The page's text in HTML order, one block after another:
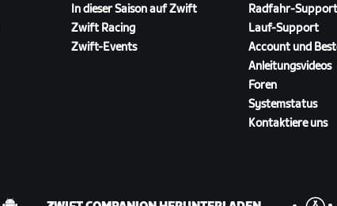
In dieser Saison auf Zwift
Zwift Racing
Zwift-Events
Radfahr-Support
Lauf-Support
Account und
Anleitungsvideos
Foren
Systemstatus
Kontaktiere uns